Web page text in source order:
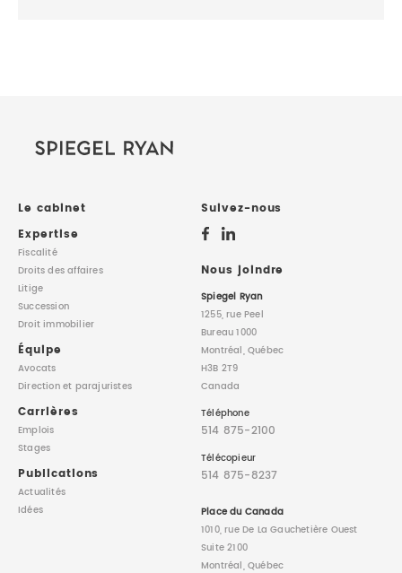
Le cabinet
Expertise
Fiscalité
Droits des affaires
Litige
Succession
Droit immobilier
Équipe
Avocats
Directionet parajuristes
Carrières
Emplois
Stages
Publications
Actualités
Idées
Suivez-nous
Nous joindre
Spiegel Ryan
1255, rue Peel
Bureau 1000
Montréal, Québec
H3B 2T9
Canada
Téléphone
514 875-2100
Télécopieur
514 875-8237
Place du Canada
1010, rue De La Gauchetière Ouest
Suite 2100
Montréal, Québec